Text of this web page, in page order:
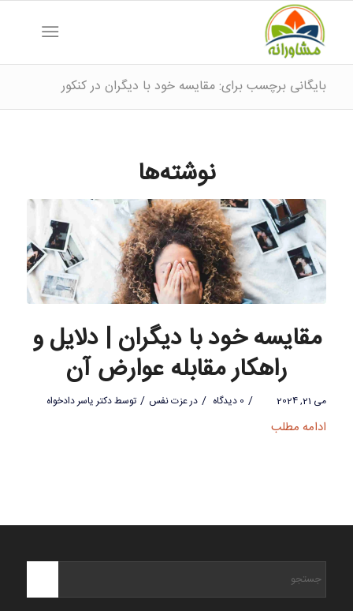
بایگانی برچسب برای: مقایسه خود با دیگران در کنکور
نوشته‌ها
مقایسه خود با دیگران | دلایل و
راهکار مقابله عوارض آن
می 21, 2024 / 0 دیدگاه / درعزت نفس / توسطدکتر یاسر دادخواه
ادامه مطلب